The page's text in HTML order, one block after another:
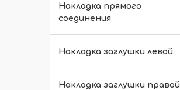
Накладка прямого
соединения
Накладка заглушки левой
Накладка заглушки правой